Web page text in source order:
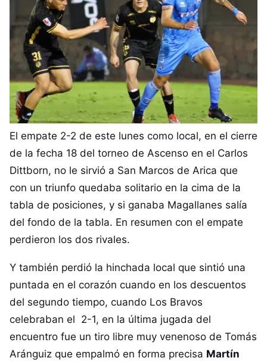
El empate 2-2 de este lunes como local, en el cierre
de la fecha 18 del torneo de Ascenso en el Carlos
Dittborn, no le sirvió a San Marcos de Arica que
con un triunfo quedaba solitario en la cima de la
tabla de posiciones, y si ganaba Magallanes salía
del fondo de la tabla. En resumen con el empate
perdieron los dos rivales.
Y también perdió la hinchada local que sintió una
puntada en el corazón cuando en los descuentos
del segundo tiempo, cuando Los Bravos
celebraban el 2-1, en la última jugada del
encuentro fue un tiro libre muy venenoso de Tomás
Aránguiz que empalmó en forma precisa Martín